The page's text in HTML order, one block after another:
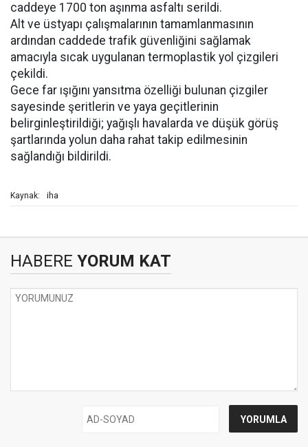
caddeye 1700 ton aşınma asfaltı serildi.
Alt ve üstyapı çalışmalarının tamamlanmasının
ardından caddede trafik güvenliğini sağlamak
amacıyla sıcak uygulanan termoplastik yol çizgileri
çekildi.
Gece far ışığını yansıtma özelliği bulunan çizgiler
sayesinde şeritlerin ve yaya geçitlerinin
belirginleştirildiği; yağışlı havalarda ve düşük görüş
şartlarında yolun daha rahat takip edilmesinin
sağlandığı bildirildi.
Kaynak: iha
HABERE YORUM KAT